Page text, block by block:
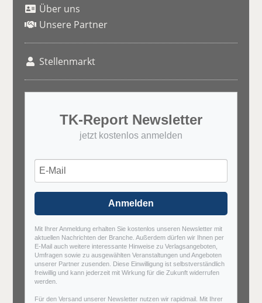
Über uns
Unsere Partner
Stellenmarkt
TK-Report Newsletter
jetzt kostenlos anmelden
Anmelden
Mit Ihrer Anmeldung erhalten Sie kostenlos unseren Newsletter mit
aktuellen Nachrichten der Branche. Außerdem dürfen wir Ihnen per
E-Mail auch weitere interessante Hinweise zu Verlagsangeboten,
Umfragen sowie zu ausgewählten Veranstaltungen und Angeboten
unserer Partner zusenden. Diese Einwilligung ist selbstverständlich
freiwillig und kann jederzeit mit Wirkung für die Zukunft widerrufen
werden.
Für den Versand unserer Newsletter nutzen wir rapidmail. Mit Ihrer